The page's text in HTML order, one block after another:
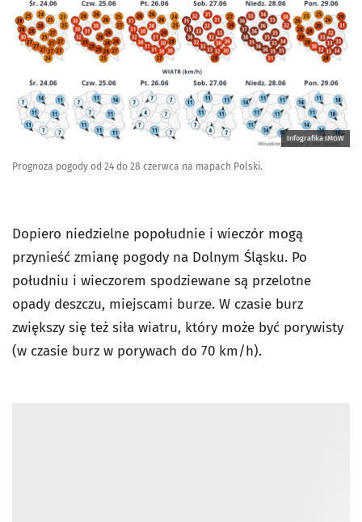
Infografika IMGW
Prognoza pogody od 24 do 28 czerwca na mapach Polski.
Dopiero niedzielne popołudnie i wieczór mogą
przynieść zmianę pogody na Dolnym Śląsku. Po
południu i wieczorem spodziewane są przelotne
opady deszczu, miejscami burze. W czasie burz
zwiększy się też siła wiatru, który może być porywisty
(w czasie burz w porywach do 70 km/h).